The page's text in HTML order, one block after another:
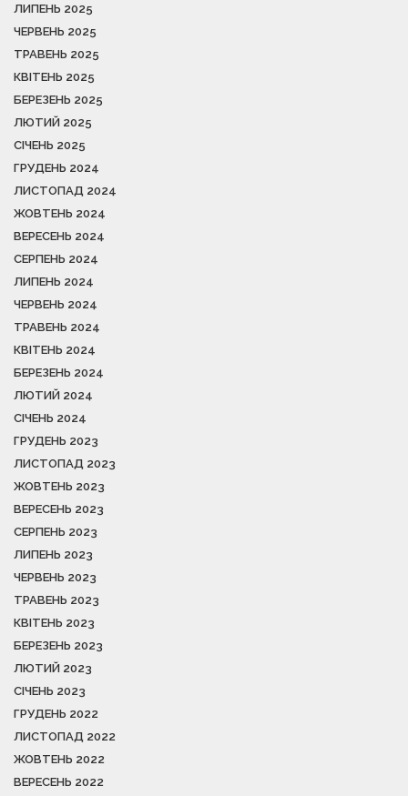
ЛИПЕНЬ 2025
ЧЕРВЕНЬ 2025
ТРАВЕНЬ 2025
КВІТЕНЬ 2025
БЕРЕЗЕНЬ 2025
ЛЮТИЙ 2025
СІЧЕНЬ 2025
ГРУДЕНЬ 2024
ЛИСТОПАД 2024
ЖОВТЕНЬ 2024
ВЕРЕСЕНЬ 2024
СЕРПЕНЬ 2024
ЛИПЕНЬ 2024
ЧЕРВЕНЬ 2024
ТРАВЕНЬ 2024
КВІТЕНЬ 2024
БЕРЕЗЕНЬ 2024
ЛЮТИЙ 2024
СІЧЕНЬ 2024
ГРУДЕНЬ 2023
ЛИСТОПАД 2023
ЖОВТЕНЬ 2023
ВЕРЕСЕНЬ 2023
СЕРПЕНЬ 2023
ЛИПЕНЬ 2023
ЧЕРВЕНЬ 2023
ТРАВЕНЬ 2023
КВІТЕНЬ 2023
БЕРЕЗЕНЬ 2023
ЛЮТИЙ 2023
СІЧЕНЬ 2023
ГРУДЕНЬ 2022
ЛИСТОПАД 2022
ЖОВТЕНЬ 2022
ВЕРЕСЕНЬ 2022